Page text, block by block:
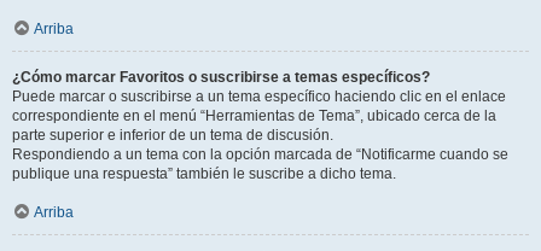
Arriba
¿Cómo marcar Favoritos o suscribirse a temas específicos?
Puede marcar o suscribirse a un tema específico haciendo clic en el enlace
correspondiente en el menú “Herramientas de Tema”, ubicado cerca de la
parte superior e inferior de un tema de discusión.
Respondiendo a un tema con la opción marcada de “Notificarme cuando se
publique una respuesta” también le suscribe a dicho tema.
Arriba